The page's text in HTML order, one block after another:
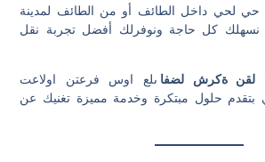
لحي داخل الطائف أو من الطائف لمدينة
نسهلك كل حاجة ونوفرلك أفضل تجربة نقل
تعالوا نتعرف سوا علىفي الطائف
حلول مبتكرة وخدمة مميزة تغنيك عن